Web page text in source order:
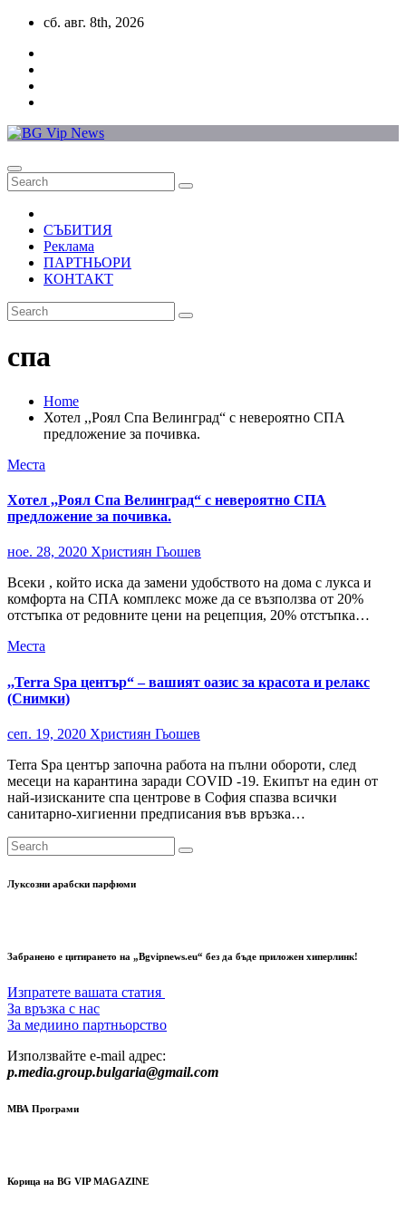
Skip
content
сб. авг. 8th, 2026
СЪБИТИЯ
Реклама
ПАРТНЬОРИ
КОНТАКТ
спа
Home
Хотел ,,Роял Спа Велинград“ с невероятно СПА
предложение за почивка.
Места
Хотел ,,Роял Спа Велинград“ с невероятно СПА
предложение за почивка.
ное. 28, 2020 Християн Гьошев
Всеки , който иска да замени удобството на дома с лукса и
комфорта на СПА комплекс може да се възползва от 20%
отстъпка от редовните цени на рецепция, 20% отстъпка…
Места
,,Terra Spa център“ – вашият оазис за красота и релакс
(Снимки)
сеп. 19, 2020 Християн Гьошев
Terra Spa център започна работа на пълни обороти, след
месеци на карантина заради COVID -19. Екипът на един от
най-изисканите спа центрове в София спазва всички
санитарно-хигиенни предписания във връзка…
Луксозни арабски парфюми
Забранено е цитирането на „Bgvipnews.eu“ без да бъде приложен хиперлинк!
Изпратете вашата статия
За връзка с нас
За медиино партньорство
Използвайте e-mail адрес:
p.media.group.bulgaria@gmail.com
МВА Програми
Корица на BG VIP MAGAZINE